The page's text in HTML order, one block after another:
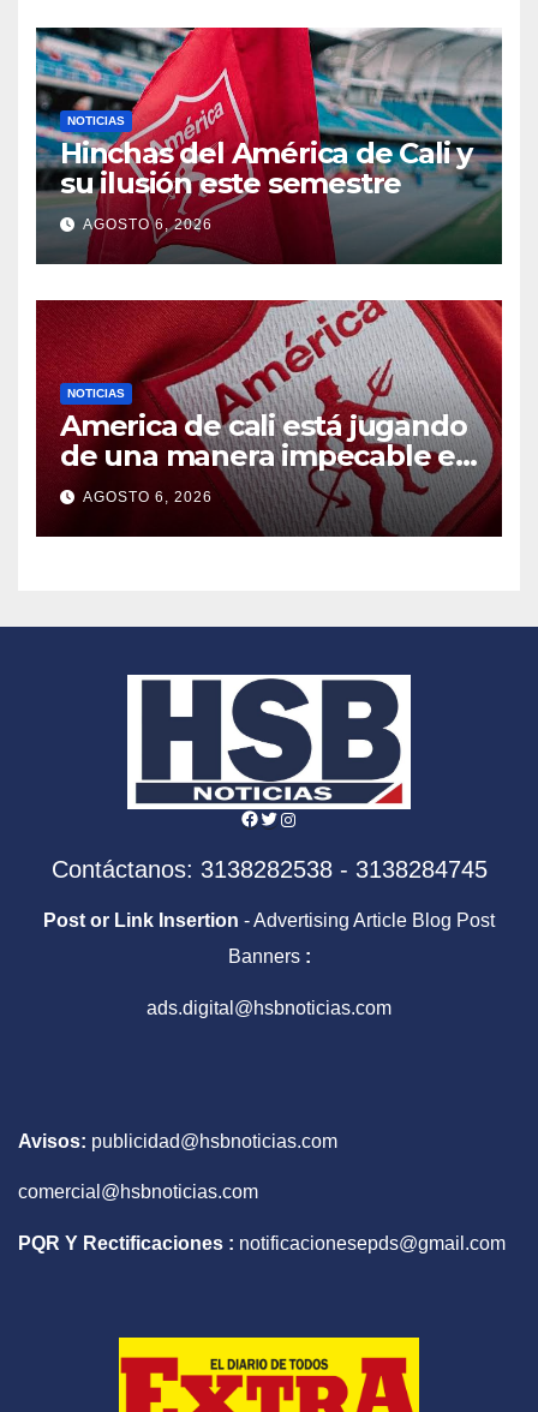
NOTICIAS
Hinchas del América de Cali y
su ilusión este semestre
AGOSTO 6, 2026
NOTICIAS
America de cali está jugando
de una manera impecable en
el fpc
AGOSTO 6, 2026
Facebook
Twitter
Instagram
Contáctanos: 3138282538 - 3138284745
Post or Link Insertion - Advertising Article Blog Post
Banners :
ads.digital@hsbnoticias.com
Avisos: publicidad@hsbnoticias.com
comercial@hsbnoticias.com
PQR Y Rectificaciones : notificacionesepds@gmail.com